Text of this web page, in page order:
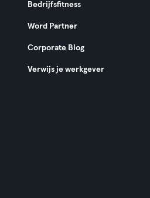
Bedrijfsfitness
Word Partner
Corporate Blog
Verwijs je werkgever